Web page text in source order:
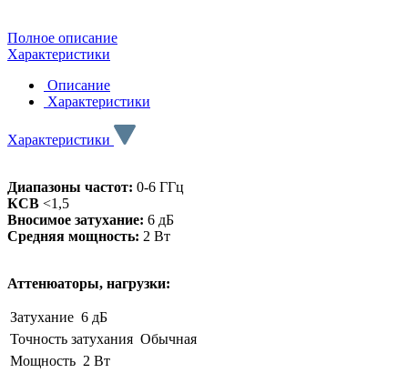
Полное описание
Характеристики
Описание
Характеристики
Характеристики
Диапазоны частот: 0-6 ГГц
КСВ <1,5
Вносимое затухание: 6 дБ
Средняя мощность: 2 Вт
Аттенюаторы, нагрузки:
Затухание 6 дБ
Точность затухания Обычная
Мощность 2 Вт